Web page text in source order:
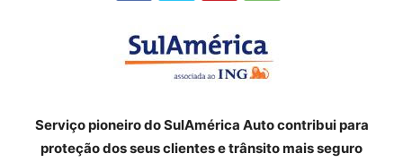
Serviço pioneiro do SulAmérica Auto contribui para
proteção dos seus clientes e trânsito mais seguro